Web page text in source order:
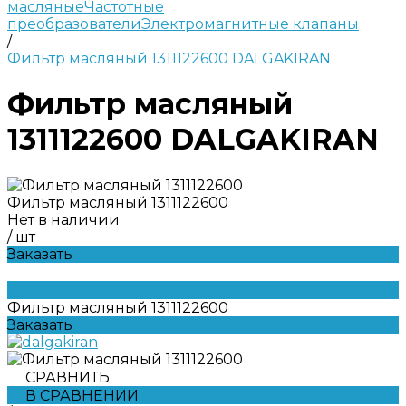
масляныеЧастотные
преобразователиЭлектромагнитные клапаны
/
Фильтр масляный 1311122600 DALGAKIRAN
Фильтр масляный
1311122600 DALGAKIRAN
Фильтр масляный 1311122600
Нет в наличии
/ шт
Заказать
Фильтр масляный 1311122600
Заказать
СРАВНИТЬ
В СРАВНЕНИИ